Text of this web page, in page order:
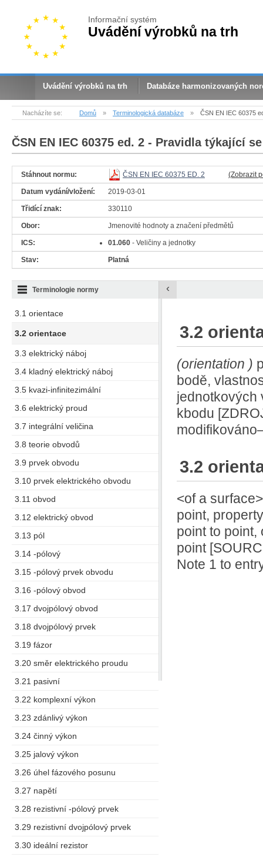
Informační systém
Uvádění výrobků na trh
Uvádění výrobků na trh Databáze harmonizovaných
Nacházíte se: Domů » Terminologická databáze » ČSN EN IEC 60375
ČSN EN IEC 60375 ed. 2 - Pravidla týkající
Stáhnout normu: ČSN EN IEC 60375 ED. 2 (Zobrazit
Datum vydání/vložení: 2019-03-01
Třidící znak: 330110
Obor: Jmenovité hodnoty a značení předmětů
ICS: 01.060 - Veličiny a jednotky
Stav: Platná
3.1 orientace
3.2 orientace
3.3 elektrický náboj
3.4 kladný elektrický náboj
3.5 kvazi-infinitezimální
3.6 elektrický proud
3.7 integrální veličina
3.8 teorie obvodů
3.9 prvek obvodu
3.10 prvek elektrického obvodu
3.11 obvod
3.12 elektrický obvod
3.13 pól
3.14 -pólový
3.15 -pólový prvek obvodu
3.16 -pólový obvod
3.17 dvojpólový obvod
3.18 dvojpólový prvek
3.19 fázor
3.20 směr elektrického proudu
3.21 pasivní
3.22 komplexní výkon
3.23 zdánlivý výkon
3.24 činný výkon
3.25 jalový výkon
3.26 úhel fázového posunu
3.27 napětí
3.28 rezistivní -pólový prvek
3.29 rezistivní dvojpólový prvek
3.30 ideální rezistor
Terminologie normy ‹
3.2
(orientation )
bodě,
jednotkových
kbodu
3.2
<of a
point,
point to point,
point
Note 1 to